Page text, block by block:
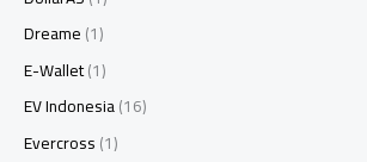
Dreame(1)
E-Wallet(1)
EV Indonesia(16)
Evercross(1)